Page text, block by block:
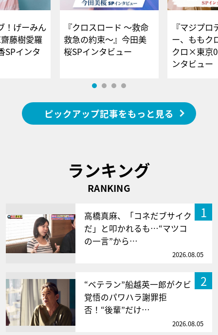
！げーみん
藤樹愛羅
SPインタ
『クロスロード ～救命
救急の約束～』今田美
桜SPインタビュー
『マジプロ
ー、ももク
クロ×東京
ンタビュー
ピックアップ記事をもっと見る
ランキング
RANKING
1
高橋真麻、「コネだブサイク
だ」と叩かれるも…“マツコ
の一言”から…
2026.08.05
2
“ベテラン”船越英一郎がクビ
覚悟のパワハラ謝罪拒
否！“後輩”だけ…
2026.08.05